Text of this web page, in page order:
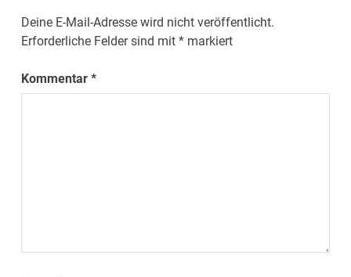
Deine E-Mail-Adresse wird nicht veröffentlicht.
Erforderliche Felder sind mit* markiert
Kommentar*